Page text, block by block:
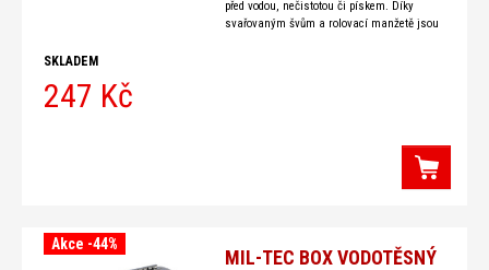
před vodou, nečistotou či pískem. Díky
svařovaným švům a rolovací manžetě jsou
SKLADEM
247 Kč
MIL-TEC BOX VODOTĚSNÝ
Akce -44%